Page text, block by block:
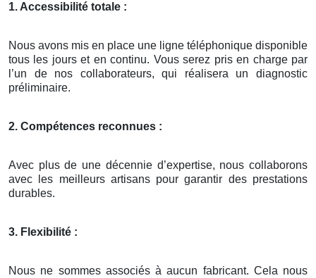
1. Accessibilité totale :
Nous avons mis en place une ligne téléphonique disponible
tous les jours et en continu. Vous serez pris en charge par
l’un de nos collaborateurs, qui réalisera un diagnostic
préliminaire.
2. Compétences reconnues :
Avec plus de une décennie d’expertise, nous collaborons
avec les meilleurs artisans pour garantir des prestations
durables.
3. Flexibilité :
Nous ne sommes associés à aucun fabricant. Cela nous